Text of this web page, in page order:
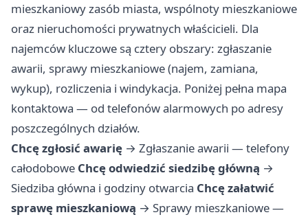
mieszkaniowy zasób miasta, wspólnoty mieszkaniowe
oraz nieruchomości prywatnych właścicieli. Dla
najemców kluczowe są cztery obszary: zgłaszanie
awarii, sprawy mieszkaniowe (najem, zamiana,
wykup), rozliczenia i windykacja. Poniżej pełna mapa
kontaktowa — od telefonów alarmowych po adresy
poszczególnych działów.
Chcę zgłosić awarię → Zgłaszanie awarii — telefony
całodobowe Chcę odwiedzić siedzibę główną →
Siedziba główna i godziny otwarcia Chcę załatwić
sprawę mieszkaniową → Sprawy mieszkaniowe —